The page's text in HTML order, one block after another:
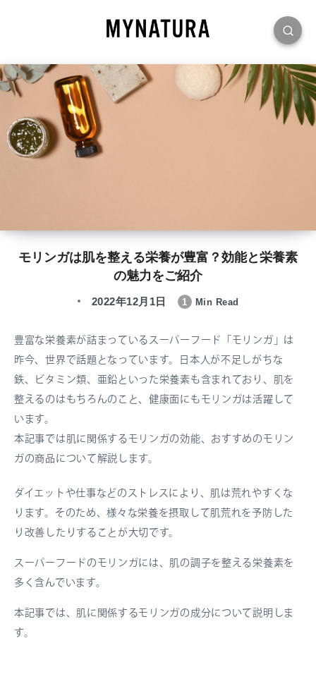
モリンガは肌を整える栄養が豊富？効能と栄養素
の魅力をご紹介
2022年12月1日 1 Min Read
豊富な栄養素が詰まっているスーパーフード「モリンガ」は
昨今、世界で話題となっています。日本人が不足しがちな
鉄、ビタミン類、亜鉛といった栄養素も含まれており、肌を
整えるのはもちろんのこと、健康面にもモリンガは活躍して
います。
本記事では肌に関係するモリンガの効能、おすすめのモリン
ガの商品について解説します。
ダイエットや仕事などのストレスにより、肌は荒れやすくな
ります。そのため、様々な栄養を摂取して肌荒れを予防した
り改善したりすることが大切です。
スーパーフードのモリンガには、肌の調子を整える栄養素を
多く含んでいます。
本記事では、肌に関係するモリンガの成分について説明しま
す。